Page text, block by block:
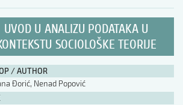
UVOD U ANALIZU PODATAKA U
SOCIOLOŠKE TEORIJE
/ AUTHOR
Đorić, Nenad Popović